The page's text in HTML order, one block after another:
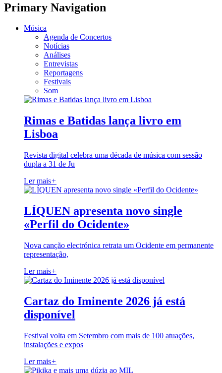
Primary Navigation
Música
Agenda de Concertos
Notícias
Análises
Entrevistas
Reportagens
Festivais
Som
Rimas e Batidas lança livro em
Lisboa
Revista digital celebra uma década de música com sessão
dupla a 31 de Ju
Ler mais+
LÍQUEN apresenta novo single
«Perfil do Ocidente»
Nova canção electrónica retrata um Ocidente em permanente
representação,
Ler mais+
Cartaz do Iminente 2026 já está
disponível
Festival volta em Setembro com mais de 100 atuações,
instalações e expos
Ler mais+